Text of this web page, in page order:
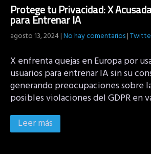
Protege tu Privacidad: X
para Entrenar IA
agosto 13, 2024|No hay comentarios|
X enfrenta quejas en Europa por
usuarios para entrenar IA sin su
generando preocupaciones sobre
posibles violaciones del GDPR en
Leer más